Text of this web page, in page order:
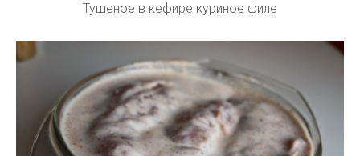
Тушеное в кефире куриное филе